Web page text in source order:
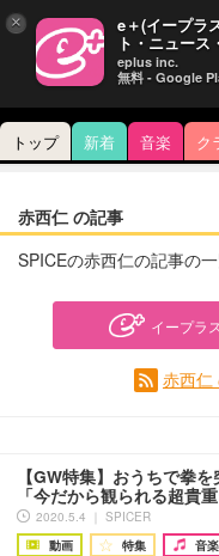
トップ 新着 音楽 ク
赤西仁 の記事
SPICEの赤西仁の記事の
イープラ
赤西仁
【GW特集】おうちで拳
「今だから観られる超貴
2020.5.4 ｜ SPICER
動画
特集 音楽
× e＋(イープラ
ト・ニュース
eplus inc.
無料 - Google